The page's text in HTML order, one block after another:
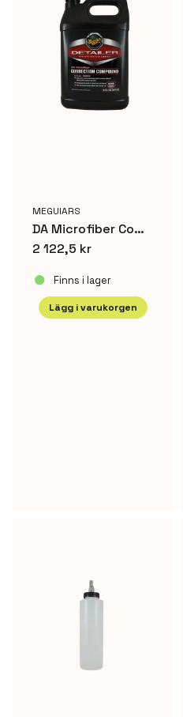
MEGUIARS
DA Microfiber Compound
2 122,5 kr
Finns i lager
Lägg i varukorgen